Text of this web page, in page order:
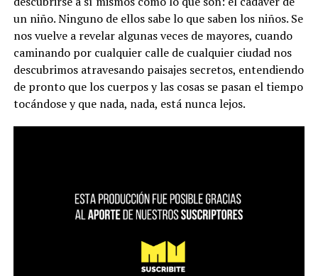
un niño. Ninguno de ellos sabe lo que saben los niños. Se
nos vuelve a revelar algunas veces de mayores, cuando
caminando por cualquier calle de cualquier ciudad nos
descubrimos atravesando paisajes secretos, entendiendo
de pronto que los cuerpos y las cosas se pasan el tiempo
tocándose y que nada, nada, está nunca lejos.